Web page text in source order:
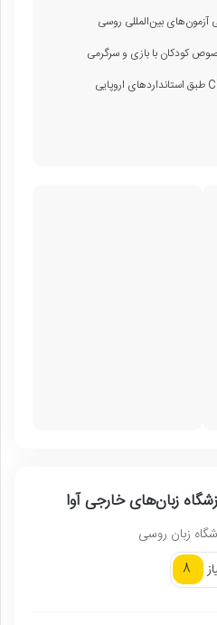
بین‌المللی روسی
کودکان با بازی و سرگرمی
تدریس سطوح A1 تا C2 طبق استانداردهای اروپایی
زبان‌های خارجی آوا
زبان روسی
8